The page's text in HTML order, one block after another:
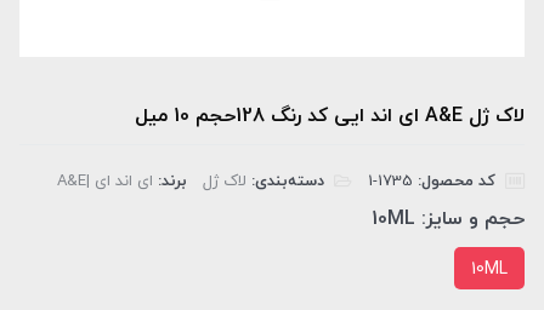
لاک ژل A&E ای اند ایی کد رنگ 128حجم 10 میل
کد محصول: دسته‌بندی: لاک ژل برند: ای اند ای |A&E
حجم و سایز: 10ML
10ML